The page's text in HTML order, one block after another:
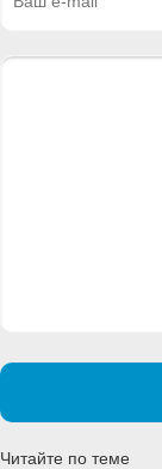
Читайте по теме